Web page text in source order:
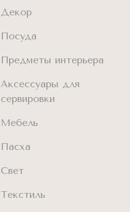
Декор
Посуда
Предметы интерьера
Аксессуары для
сервировки
Мебель
Пасха
Свет
Текстиль